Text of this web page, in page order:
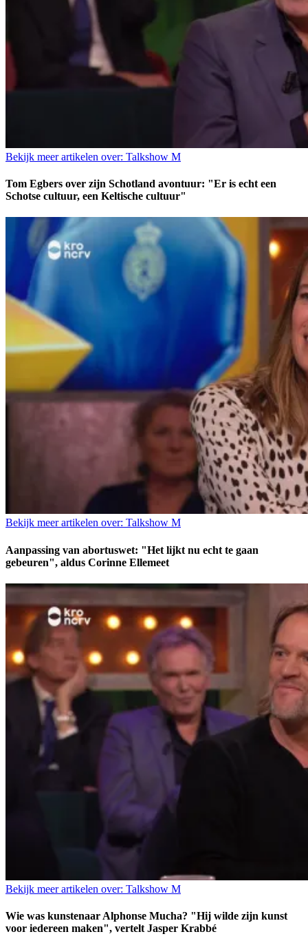
Bekijk meer artikelen over: Talkshow M
Tom Egbers over zijn Schotland avontuur: "Er is echt een
Schotse cultuur, een Keltische cultuur"
Bekijk meer artikelen over: Talkshow M
Aanpassing van abortuswet: "Het lijkt nu echt te gaan
gebeuren", aldus Corinne Ellemeet
Bekijk meer artikelen over: Talkshow M
Wie was kunstenaar Alphonse Mucha? "Hij wilde zijn kunst
voor iedereen maken", vertelt Jasper Krabbé